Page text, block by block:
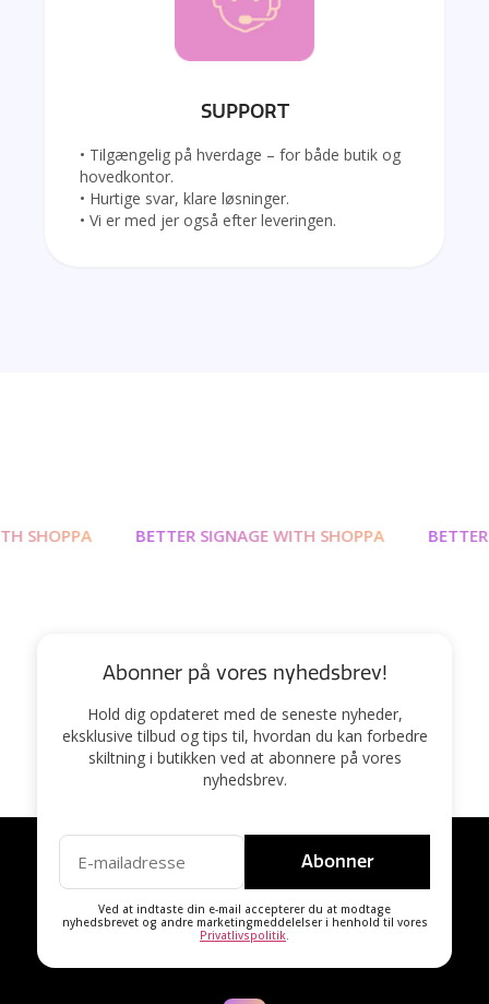
SUPPORT
• Tilgængelig på hverdage – for både butik og
hovedkontor.
• Hurtige svar, klare løsninger.
• Vi er med jer også efter leveringen.
SHOPPA BETTER SIGNAGE WITH SHOPPA BETTER
Abonner på vores nyhedsbrev!
Hold dig opdateret med de seneste nyheder,
eksklusive tilbud og tips til, hvordan du kan forbedre
skiltning i butikken ved at abonnere på vores
nyhedsbrev.
Abonner
Ved at indtaste din e-mail accepterer du at modtage
nyhedsbrevet og andre marketingmeddelelser i henhold til vores
Privatlivspolitik.